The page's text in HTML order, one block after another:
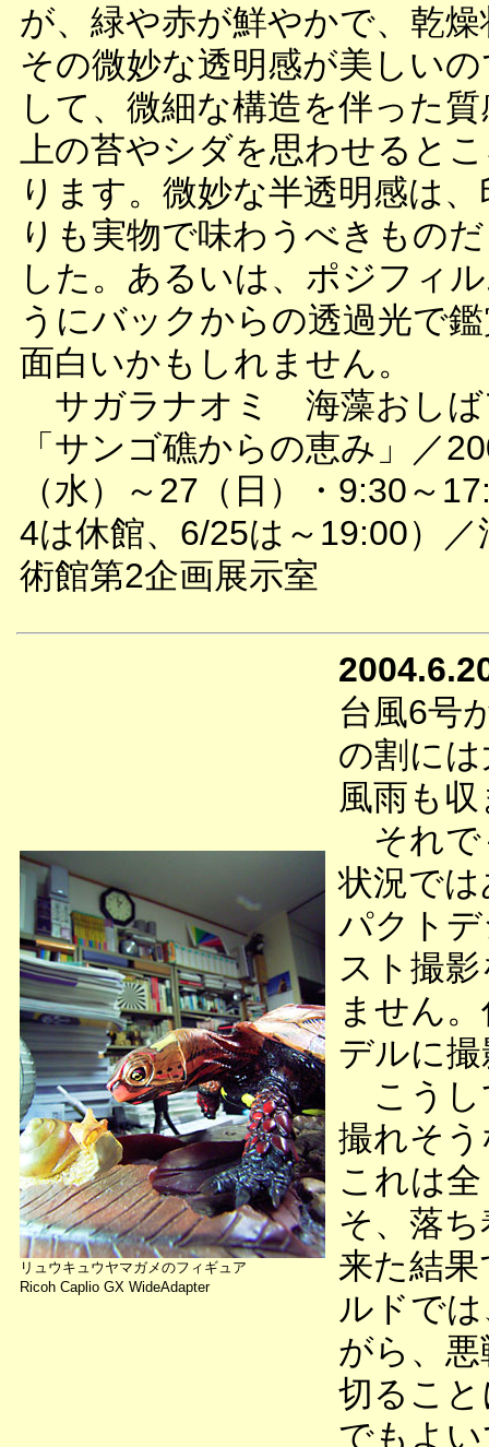
が、緑や赤が鮮やかで、乾
その微妙な透明感が美しい
して、微細な構造を伴った
上の苔やシダを思わせると
ります。微妙な半透明感は
りも実物で味わうべきもの
した。あるいは、ポジフィ
うにバックからの透過光で
面白いかもしれません。
サガラナオミ 海藻おしば
「サンゴ礁からの恵み」／
（水）～27（日）・9:30～
4は休館、6/25は～19:00）／
術館第2企画展示室
リュウキュウヤマガメのフィギュア
Ricoh Caplio GX WideAdapter
台風6号
の割に
風雨も
それで
状況で
パクト
スト撮
ません
デルに
こうし
撮れそ
これは
そ、落
来た結
ルドで
がら、
切るこ
でもよ